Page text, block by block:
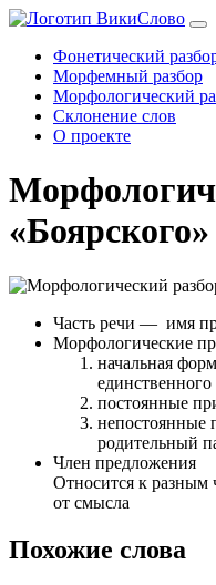
Фонетический
Морфемный разбор
Морфологический
Склонение слов
О проекте
«Боярского»
Часть речи — имя
Морфологические
начальная
постоянные
непостоянные
родительный
Член предложения
Относится к разным
от смысла
Похожие слова